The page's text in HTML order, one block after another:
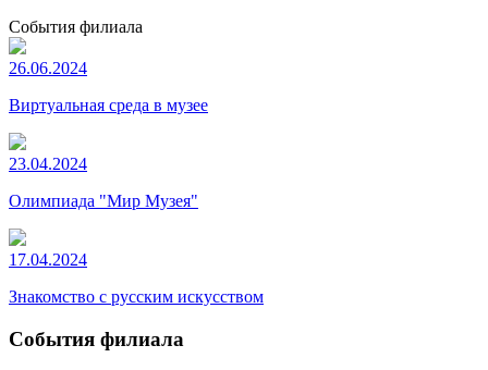
События филиала
26.06.2024
Виртуальная среда в музее
23.04.2024
Олимпиада "Мир Музея"
17.04.2024
Знакомство с русским искусством
События филиала